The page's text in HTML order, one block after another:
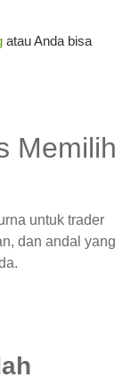
atau Anda bisa
Memilih
untuk trader
dan andal yang